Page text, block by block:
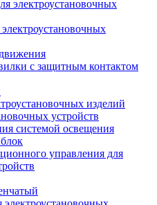
электроустановочных
с защитным контактом
изделий
устройств
системой освещения
управления для